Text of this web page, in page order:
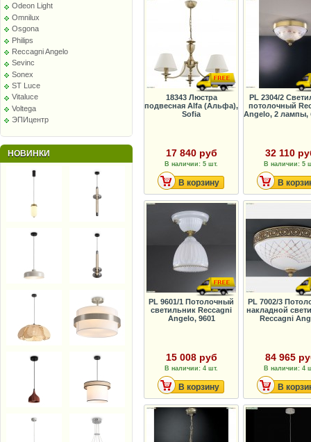
Odeon Light
Omnilux
Osgona
Philips
Reccagni Angelo
Sevinc
Sonex
ST Luce
Vitaluce
Voltega
ЭПИцентр
НОВИНКИ
18343 Люстра
подвесная Alfa (Альфа),
Sofia
17 840 руб
В наличии: 5 шт.
В корзину
PL 2304/2
потолочный
Angelo, 2 лампы,
32 110
В наличии: 5
В
PL 9601/1 Потолочный
светильник Reccagni
Angelo, 9601
15 008 руб
В наличии: 4 шт.
В корзину
PL 7002/3
накладной
Reccagni
84 965
В наличии: 4
В